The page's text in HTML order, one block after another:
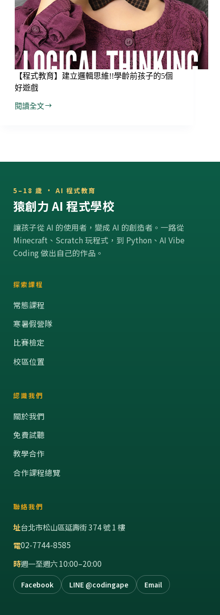
【程式教育】建立邏輯思維!!學齡前孩子的5個
好遊戲
閱讀全文
【程
立
思
維!!
學
齡
孩
子
個
遊
5–18 歲 · AI 程式教育
猿創力 AI 程式學校
讓孩子從 AI 的使用者，變成 AI 的創造者。一路從
Minecraft、Scratch 玩程式，到 Python、AI Vibe
Coding 做出自己的作品。
探索課程
常態課程
寒暑假營隊
比賽檢定
校區位置
認識我們
關於我們
免費試聽
教學合作
合作課程總覽
聯絡我們
址台北市松山區延壽街 374 號 1 樓
電02-7744-8585
時週一至週六 10:00–20:00
Facebook LINE @codingape Email